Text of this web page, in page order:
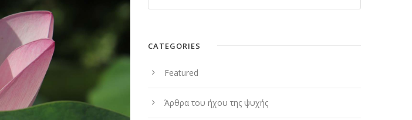
CATEGORIES
Featured
Άρθρα του ήχου της ψυχής